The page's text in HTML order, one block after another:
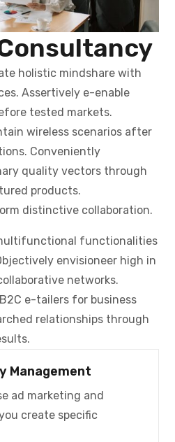
holistic mindshare with
Assertively e-enable
tested markets.
wireless scenarios after
Conveniently
quality vectors through
products.
distinctive collaboration.
functionalities
envisioneer high in
networks.
e-tailers for business
relationships through
Management
ad marketing and
create specific